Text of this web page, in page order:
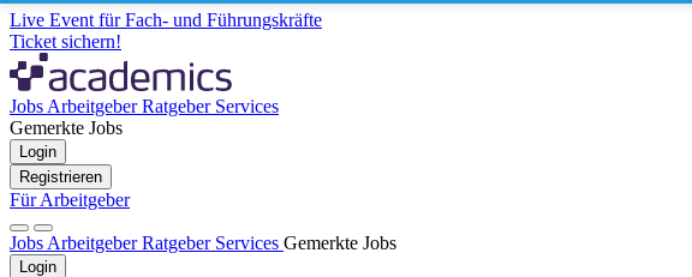
Live Event für Fach- und Führungskräfte
Ticket sichern!
Jobs ArbeitgeberRatgeber Services
Gemerkte Jobs
Login
Registrieren
Für Arbeitgeber
Jobs ArbeitgeberRatgeber Services Gemerkte Jobs
Login